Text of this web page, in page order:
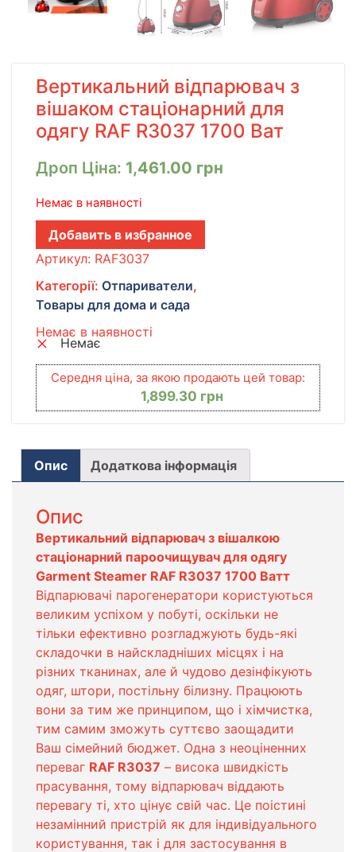
Вертикальний відпарювач з
вішаком стаціонарний для
одягу RAF R3037 1700 Ват
Дроп Ціна: 1,461.00 грн
Немає в наявності
Добавить в избранное
Артикул: RAF3037
Категорії: Отпариватели,
Товары для дома и сада
Немає в наявності
Немає
Середня ціна, за якою продають цей товар:
1,899.30 грн
Опис Додаткова інформація
Опис
Вертикальний відпарювач з вішалкою
стаціонарний пароочищувач для одягу
Garment Steamer RAF R3037 1700 Ватт
Відпарювачі парогенератори користуються
великим успіхом у побуті, оскільки не
тільки ефективно розгладжують будь-які
складочки в найскладніших місцях і на
різних тканинах, але й чудово дезінфікують
одяг, штори, постільну білизну. Працюють
вони за тим же принципом, що і хімчистка,
тим самим зможуть суттєво заощадити
Ваш сімейний бюджет. Одна з неоціненних
переваг RAF R3037 – висока швидкість
прасування, тому відпарювач віддають
перевагу ті, хто цінує свій час. Це поістині
незамінний пристрій як для індивідуального
користування, так і для застосування в